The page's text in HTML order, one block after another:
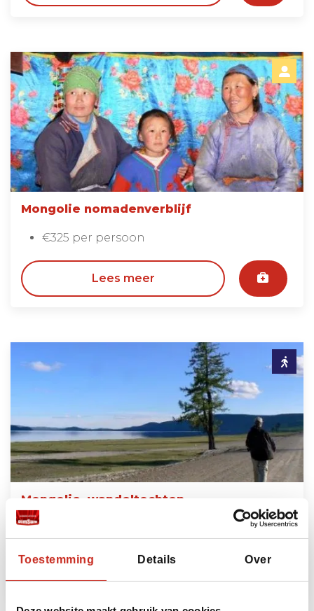
Toestemming Details Over
Mongolie nomadenverblijf
€325 per persoon
Lees meer
Mongolie, wandeltochten
Lees meer